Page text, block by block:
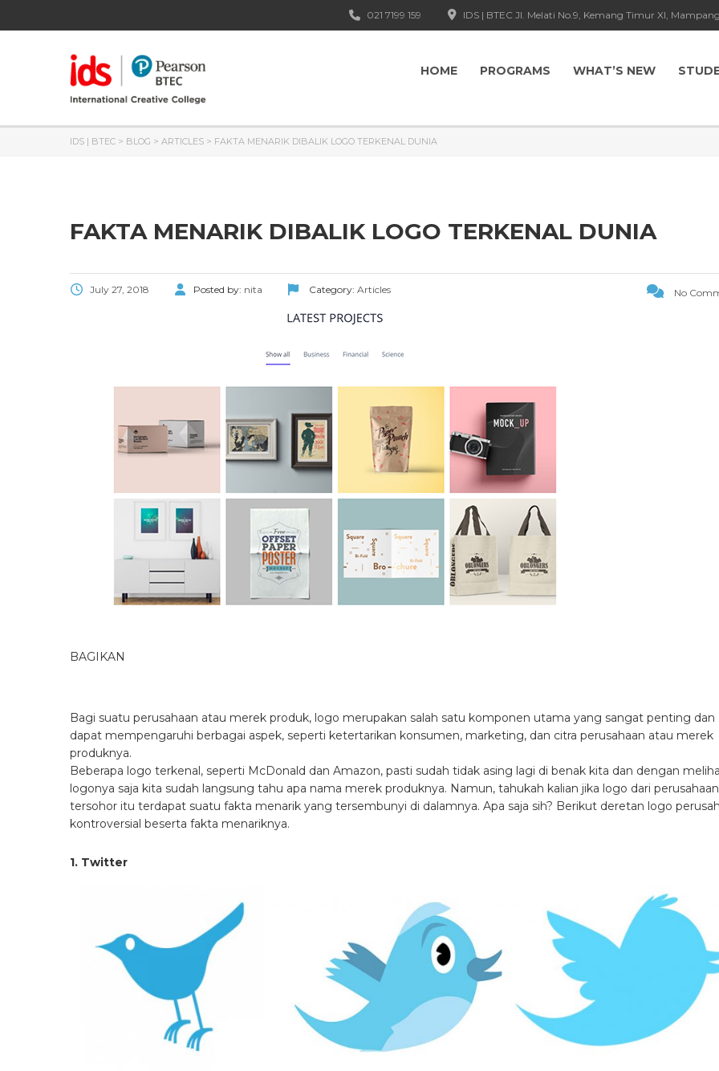
IDS | BTEC Jl. Melati No.9, Kemang Timur XI,
021 7199 159
HOME PROGRAMS WHAT’S NEW
IDS | BTEC > BLOG > ARTICLES > FAKTA MENARIK DIBALIK LOGO TERKENAL DUNIA
FAKTA MENARIK DIBALIK LOGO TERKENAL DUNIA
July 27, 2018 Posted by: nita Category: Articles No
BAGIKAN
Bagi suatu perusahaan atau merek produk, logo merupakan salah satu komponen utama yang sangat penting dan
dapat mempengaruhi berbagai aspek, seperti ketertarikan konsumen, marketing, dan citra perusahaan atau merek
produknya.
Beberapa logo terkenal, seperti McDonald dan Amazon, pasti sudah tidak asing lagi di benak kita dan dengan
logonya saja kita sudah langsung tahu apa nama merek produknya. Namun, tahukah kalian jika logo dari perusahaan
tersohor itu terdapat suatu fakta menarik yang tersembunyi di dalamnya. Apa saja sih? Berikut deretan logo
kontroversial beserta fakta menariknya.
1. Twitter